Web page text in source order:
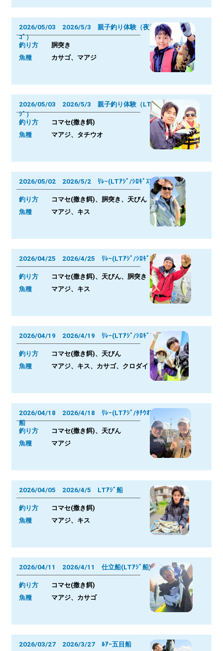
2026/05/03 2026/5/3 親子釣り体験（夜ｶｻ
ｺﾞ）
釣り方 胴突き
魚種 カサゴ、マアジ
2026/05/03 2026/5/3 親子釣り体験（LTｱ
ｼﾞ）
釣り方
コマセ(撒き餌)
魚種 マアジ、タチウオ
2026/05/02 2026/5/2 ﾘﾚｰ(LTｱｼﾞ/ｼﾛｷﾞｽ)
釣り方
コマセ(撒き餌)、胴突き、天びん
魚種 マアジ、キス
2026/04/25 2026/4/25 ﾘﾚｰ(LTｱｼﾞ/ｼﾛｷﾞｽ)
釣り方
コマセ(撒き餌)、天びん、胴突き
魚種 マアジ、キス
2026/04/19 2026/4/19 ﾘﾚｰ(LTｱｼﾞ/ｼﾛｷﾞｽ)
釣り方
コマセ(撒き餌)、天びん
魚種 マアジ、キス、カサゴ、クロダイ
2026/04/18 2026/4/18 ﾘﾚｰ(LTｱｼﾞ/ﾀﾁｳｵ)
船
釣り方
コマセ(撒き餌)、天びん
魚種 マアジ
2026/04/05 2026/4/5 LTｱｼﾞ船
釣り方
コマセ(撒き餌)
魚種 マアジ、キス
2026/04/11 2026/4/11 仕立船(LTｱｼﾞ船)
釣り方
コマセ(撒き餌)
魚種 マアジ、カサゴ
2026/03/27 2026/3/27 ﾙｱｰ五目船